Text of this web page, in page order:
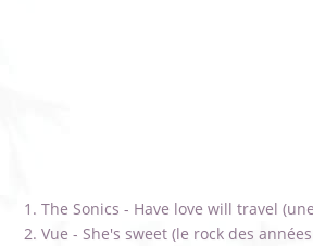
The Sonics - Have love will travel
Vue - She's sweet (le rock des